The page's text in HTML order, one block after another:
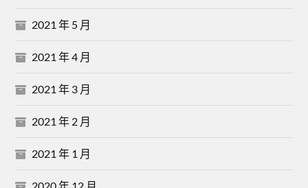
2021 年 5 月
2021 年 4 月
2021 年 3 月
2021 年 2 月
2021 年 1 月